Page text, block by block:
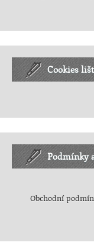
Cookies
Podmínky
Obchodní